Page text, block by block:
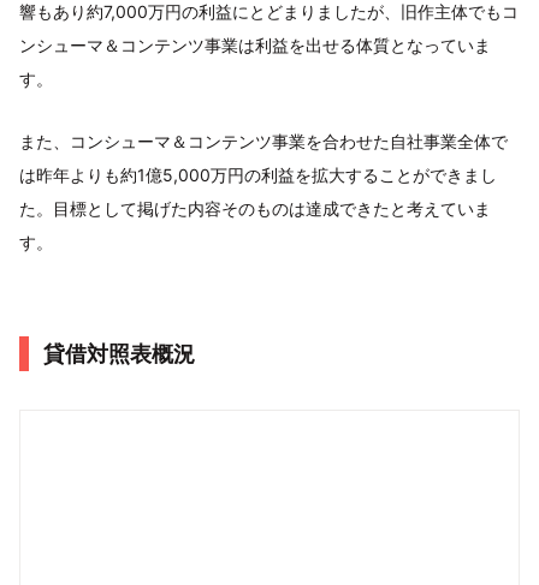
響もあり約7,000万円の利益にとどまりましたが、旧作主体でもコ
ンシューマ＆コンテンツ事業は利益を出せる体質となっていま
す。
また、コンシューマ＆コンテンツ事業を合わせた自社事業全体で
は昨年よりも約1億5,000万円の利益を拡大することができまし
た。目標として掲げた内容そのものは達成できたと考えていま
す。
貸借対照表概況